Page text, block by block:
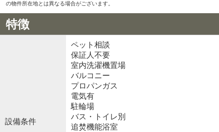
の物件所在地とは異なる場合がございます。
特徴
設備条件
ペット相談
保証人不要
室内洗濯機置場
バルコニー
プロパンガス
電気有
駐輪場
バス・トイレ別
追焚機能浴室